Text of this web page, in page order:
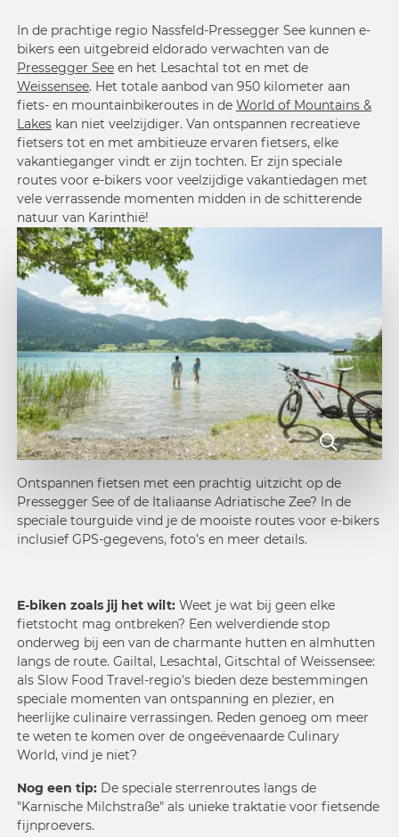
In de prachtige regio Nassfeld-Pressegger See kunnen e-
bikers een uitgebreid eldorado verwachten van de
Pressegger See en het Lesachtal tot en met de
Weissensee. Het totale aanbod van 950 kilometer aan
fiets- en mountainbikeroutes in de World of Mountains &
Lakes kan niet veelzijdiger. Van ontspannen recreatieve
fietsers tot en met ambitieuze ervaren fietsers, elke
vakantieganger vindt er zijn tochten. Er zijn speciale
routes voor e-bikers voor veelzijdige vakantiedagen met
vele verrassende momenten midden in de schitterende
natuur van Karinthië!
Ontspannen fietsen met een prachtig uitzicht op de
Pressegger See of de Italiaanse Adriatische Zee? In de
speciale tourguide vind je de mooiste routes voor e-bikers
inclusief GPS-gegevens, foto’s en meer details.
E-biken zoals jij het wilt: Weet je wat bij geen elke
fietstocht mag ontbreken? Een welverdiende stop
onderweg bij een van de charmante hutten en almhutten
langs de route. Gailtal, Lesachtal, Gitschtal of Weissensee:
als Slow Food Travel-regio's bieden deze bestemmingen
speciale momenten van ontspanning en plezier, en
heerlijke culinaire verrassingen. Reden genoeg om meer
te weten te komen over de ongeëvenaarde Culinary
World, vind je niet?
Nog een tip: De speciale sterrenroutes langs de
"Karnische Milchstraße" als unieke traktatie voor fietsende
fijnproevers.